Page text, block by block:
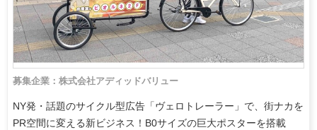
募集企業：株式会社アディッドバリュー
NY発・話題のサイクル型広告「ヴェロトレーラー」で、街ナカを
PR空間に変える新ビジネス！B0サイズの巨大ポスターを搭載